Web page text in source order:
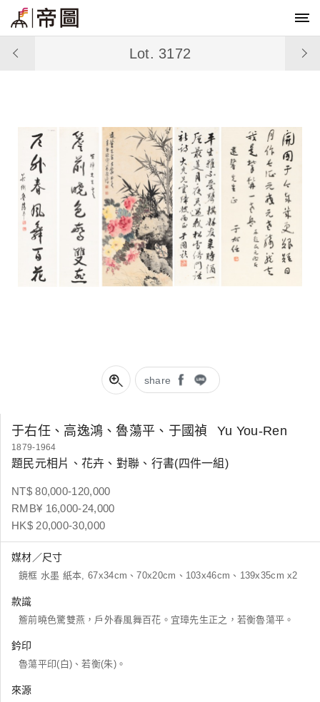
share
Lot. 3172
于右任、高逸鴻、魯蕩平、于國禎 Yu You-Ren
1879-1964
題民元相片、花卉、對聯、行書(四件一組)
NT$ 80,000-120,000
RMB¥ 16,000-24,000
HK$ 20,000-30,000
媒材／尺寸
鏡框 水墨 紙本, 67x34cm、70x20cm、103x46cm、139x35cm x2
款識
簷前曉色驚雙燕，戶外春風舞百花。宜璋先生正之，若衡魯蕩平。
鈐印
魯蕩平印(白)、若衡(朱)。
來源